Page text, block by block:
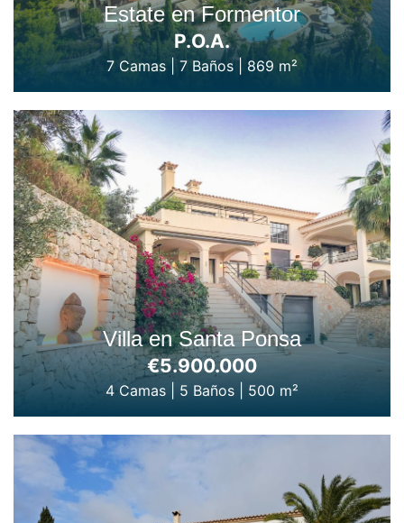
Estate en Formentor
P.O.A.
7 Camas | 7 Baños| 869 m²
Villa en Santa Ponsa
€5.900.000
4 Camas 5 Baños 500 m²